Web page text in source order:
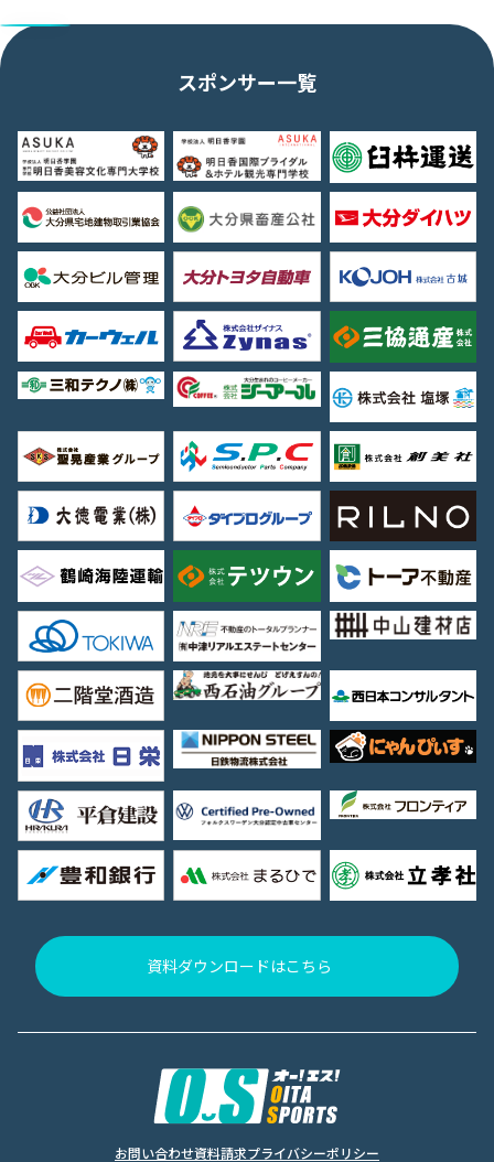
スポンサー一覧
資料ダウンロードはこちら
お問い合わせ資料請求プライバシーポリシー